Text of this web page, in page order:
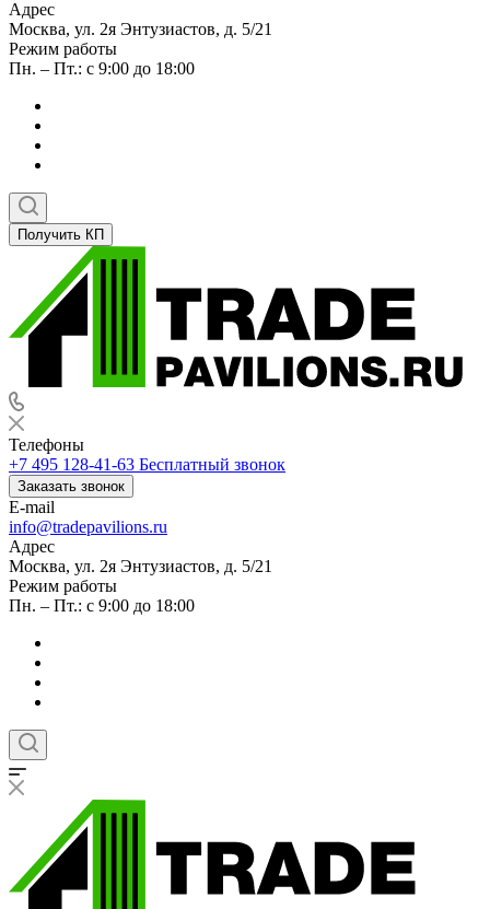
Адрес
Москва, ул. 2я Энтузиастов, д. 5/21
Режим работы
Пн. – Пт.: с 9:00 до 18:00
Получить КП
Телефоны
+7 495 128-41-63 Бесплатный звонок
Заказать звонок
E-mail
info@tradepavilions.ru
Адрес
Москва, ул. 2я Энтузиастов, д. 5/21
Режим работы
Пн. – Пт.: с 9:00 до 18:00